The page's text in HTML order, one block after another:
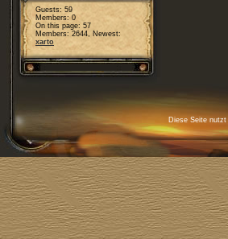
Guests: 59
Members: 0
On this page: 57
Members: 2644, Newest:
xarto
Diese Seite nutzt